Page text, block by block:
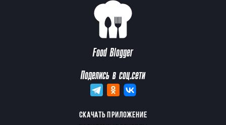
Food Blogger
Поделись в соц.сети
СКАЧАТЬ ПРИЛОЖЕНИЕ